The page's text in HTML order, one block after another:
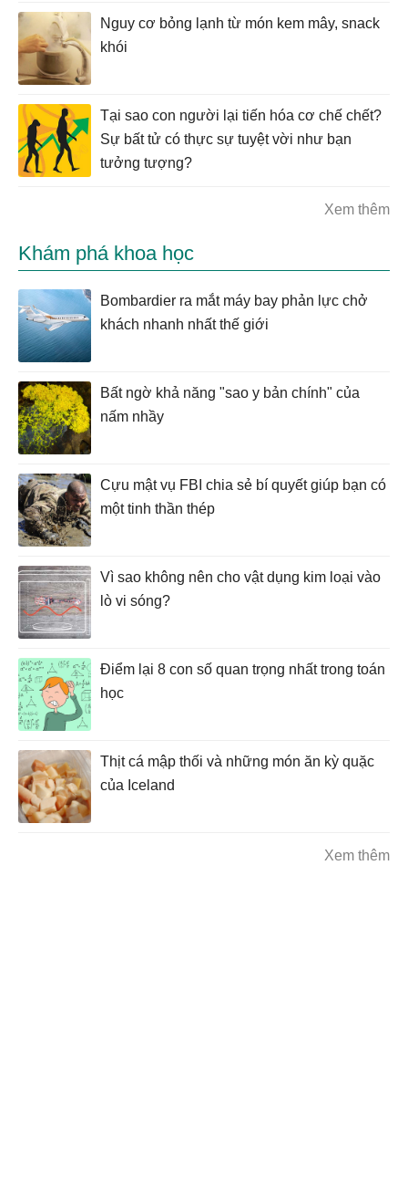
Nguy cơ bỏng lạnh từ món kem mây, snack
khói
Tại sao con người lại tiến hóa cơ chế chết?
Sự bất tử có thực sự tuyệt vời như bạn
tưởng tượng?
Xem thêm
Khám phá khoa học
Bombardier ra mắt máy bay phản lực chở
khách nhanh nhất thế giới
Bất ngờ khả năng "sao y bản chính" của
nấm nhầy
Cựu mật vụ FBI chia sẻ bí quyết giúp bạn có
một tinh thần thép
Vì sao không nên cho vật dụng kim loại vào
lò vi sóng?
Điểm lại 8 con số quan trọng nhất trong toán
học
Thịt cá mập thối và những món ăn kỳ quặc
của Iceland
Xem thêm